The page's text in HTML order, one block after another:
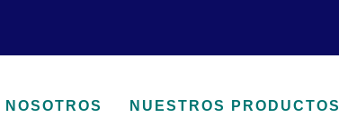
NOSOTROS NUESTROS PRODUCTOS